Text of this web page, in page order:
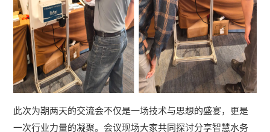
此次为期两天的交流会不仅是一场技术与思想的盛宴，更是
一次行业力量的凝聚。会议现场大家共同探讨分享智慧水务